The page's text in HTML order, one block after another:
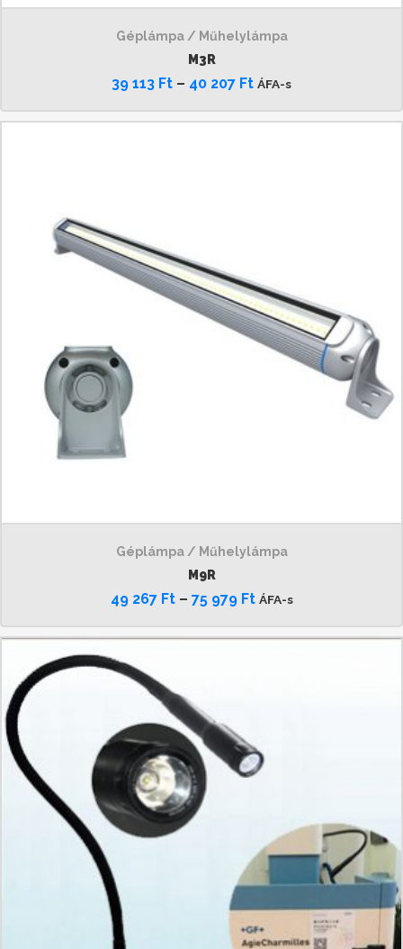
Géplámpa / Műhelylámpa
M3R
39 113 Ft – 40 207 Ft ÁFA-s
Géplámpa / Műhelylámpa
M9R
49 267 Ft– 75 979 Ft ÁFA-s